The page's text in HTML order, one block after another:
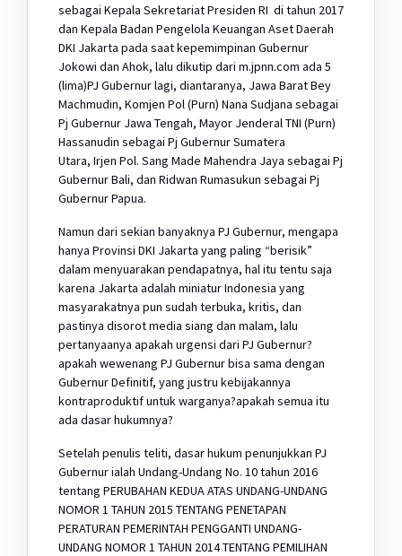
sebagai Kepala Sekretariat Presiden RI di tahun 2017
dan Kepala Badan Pengelola Keuangan Aset Daerah
DKI Jakarta pada saat kepemimpinan Gubernur
Jokowi dan Ahok, lalu dikutip dari m.jpnn.com ada 5
(lima)PJ Gubernur lagi, diantaranya, Jawa Barat Bey
Machmudin, Komjen Pol (Purn) Nana Sudjana sebagai
Pj Gubernur Jawa Tengah, Mayor Jenderal TNI (Purn)
Hassanudin sebagai Pj Gubernur Sumatera
Utara, Irjen Pol. Sang Made Mahendra Jaya sebagai Pj
Gubernur Bali, dan Ridwan Rumasukun sebagai Pj
Gubernur Papua.
Namun dari sekian banyaknya PJ Gubernur, mengapa
hanya Provinsi DKI Jakarta yang paling “berisik”
dalam menyuarakan pendapatnya, hal itu tentu saja
karena Jakarta adalah miniatur Indonesia yang
masyarakatnya pun sudah terbuka, kritis, dan
pastinya disorot media siang dan malam, lalu
pertanyaanya apakah urgensi dari PJ Gubernur?
apakah wewenang PJ Gubernur bisa sama dengan
Gubernur Definitif, yang justru kebijakannya
kontraproduktif untuk warganya?apakah semua itu
ada dasar hukumnya?
Setelah penulis teliti, dasar hukum penunjukkan PJ
Gubernur ialah Undang-Undang No. 10 tahun 2016
tentang PERUBAHAN KEDUA ATAS UNDANG-UNDANG
NOMOR 1 TAHUN 2015 TENTANG PENETAPAN
PERATURAN PEMERINTAH PENGGANTI UNDANG-
UNDANG NOMOR 1 TAHUN 2014 TENTANG PEMILIHAN